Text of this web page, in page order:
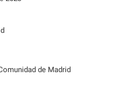
de Madrid